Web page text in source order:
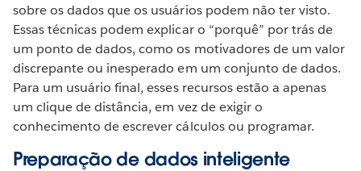
sobre os dados que os usuários podem não ter visto.
Essas técnicas podem explicar o “porquê” por trás de
um ponto de dados, como os motivadores de um valor
discrepante ou inesperado em um conjunto de dados.
Para um usuário final, esses recursos estão a apenas
um clique de distância, em vez de exigir o
conhecimento de escrever cálculos ou programar.
Preparação de dados inteligente